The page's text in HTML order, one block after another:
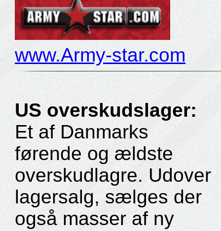
www.Army-star.com
US overskudslager:
Et af Danmarks
førende og ældste
overskudlagre. Udover
lagersalg, sælges der
også masser af ny